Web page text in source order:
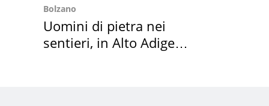
Bolzano
Uomini di pietra nei
sentieri, in Alto Adige